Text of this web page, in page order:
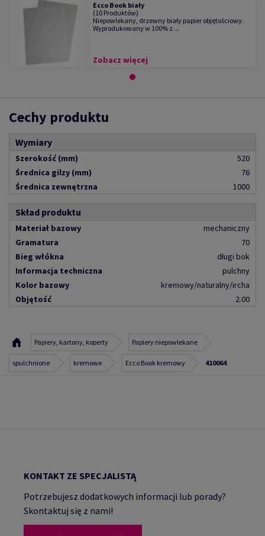
Ecco Book biały
(10 Produktów)
Niepowlekany, drzewny biały papier objętościowy.
Wyprodukowany w 100% z ...
Zobacz więcej
Cechy produktu
Wymiary
Szerokość (mm)
520
Średnica gilzy (mm)
76
Średnica zewnętrzna
1000
Skład produktu
Materiał bazowy
mechaniczny
Gramatura
70
Bieg włókna
długi bok
Informacja techniczna
pulchny
Kolor bazowy
kremowy/naturalny/ircha
Objętość
2.00
Papiery, kartony, koperty Papiery niepowlekane
spulchnione kremowe Ecco Book kremowy 410064
KONTAKT ZE SPECJALISTĄ
Potrzebujesz dodatkowych informacji lub porady?
Skontaktuj się z nami!